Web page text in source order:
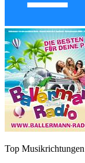
Top Musikrichtungen